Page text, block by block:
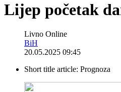
Lijep početak
Livno Online
BiH
20.05.2025 09:45
Short title article: Prognoza